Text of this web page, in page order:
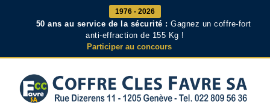
1976 - 2026
50 ans au service de la sécurité : Gagnez un coffre-fort
anti-effraction de 155 Kg !
Participer au concours